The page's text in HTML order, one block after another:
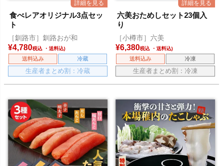
食べレアオリジナル3点セッ
ト
［釧路市］釧路おが和
¥4,780税込
送料込み 冷蔵
生産者まとめ割：冷蔵
六美おためしセット23個入
り
［小樽市］六美
¥6,380税込
送料込み 冷凍
生産者まとめ割：冷凍